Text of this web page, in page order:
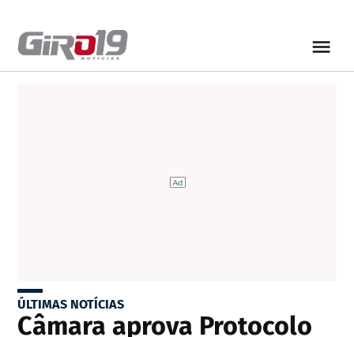
ÚLTIMAS NOTÍCIAS
Câmara aprova Protocolo